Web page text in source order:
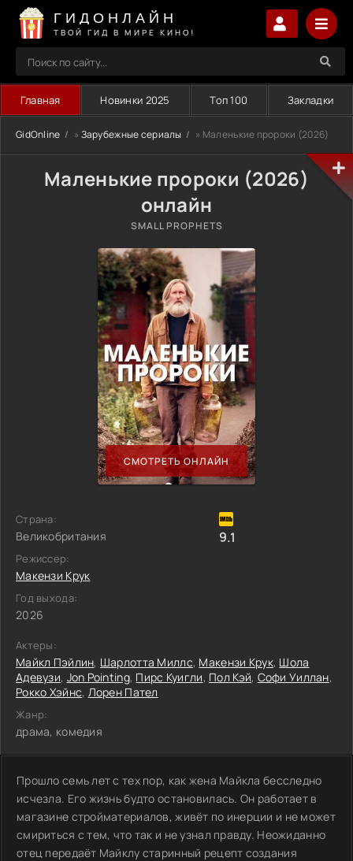
ГИДОНЛАЙН
ТВОЙ ГИД В МИРЕ КИНО!
Главная Новинки 2025 Топ 100 Закладки
GidOnline » Зарубежные сериалы » Маленькие пророки (2026)
Маленькие пророки (2026)
онлайн
SMALL PROPHETS
СМОТРЕТЬ ОНЛАЙН
Страна:
Великобритания
Режиссер:
Макензи Крук
Год выхода:
2026
9.1
Актеры:
Майкл Пэйлин, Шарлотта Миллс, Макензи Крук, Шола
Адевузи, Jon Pointing, Пирс Куигли, Пол Кэй, Софи Уиллан,
Рокко Хэйнс, Лорен Пател
Жанр:
драма, комедия
Прошло семь лет с тех пор, как жена Майкла бесследно
исчезла. Его жизнь будто остановилась. Он работает в
магазине стройматериалов, живёт по инерции и не может
смириться с тем, что так и не узнал правду. Неожиданно
отец передаёт Майклу старинный рецепт создания